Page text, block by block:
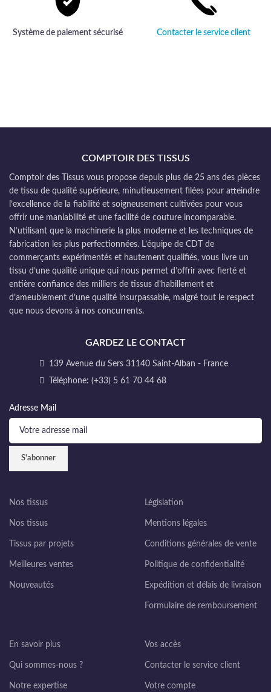
Système de paiement sécurisé Contacter le service client
COMPTOIR DES TISSUS
Comptoir des Tissus vous propose depuis plus de 25 ans des pièces
de tissu de qualité supérieure, minutieusement filées pour atteindre
l’excellence de la fiabilité et soigneusement cultivées pour vous
offrir une maniabilité et une facilité de couture incomparable.
N’utilisant que la machinerie la plus moderne et les techniques de
fabrication les plus perfectionnées. L’équipe de CDT de
commerçants expérimentés et hautement qualifiés, vous livre un
tissu d’une qualité unique qui nous permet d’offrir avec fierté et
entière confiance des milliers de tissus d’habillement et
d’ameublement d’une qualité insurpassable, malgré tout le respect
que nous devons à nos concurrents.
GARDEZ LE CONTACT
139 Avenue du Sers 31140 Saint-Alban - France
Téléphone: (+33) 5 61 70 44 68
Adresse Mail
Nos tissus
Nos tissus
Tissus par projets
Meilleures ventes
Nouveautés
Législation
Mentions légales
Conditions générales de vente
Politique de confidentialité
Expédition et délais de livraison
Formulaire de remboursement
En savoir plus
Qui sommes-nous ?
Notre expertise
Vos accès
Contacter le service client
Votre compte